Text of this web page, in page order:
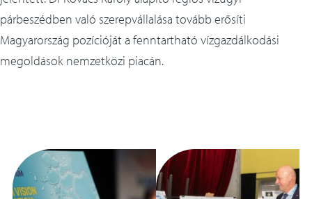
párbeszédben való szerepvállalása tovább erősíti
Magyarország pozícióját a fenntartható vízgazdálkodási
megoldások nemzetközi piacán.